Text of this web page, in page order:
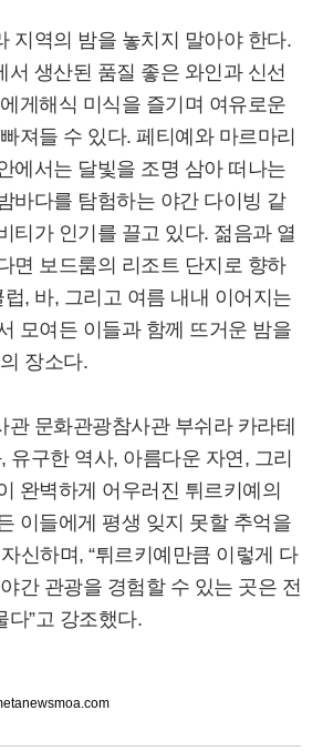
지역의 밤을 놓치지 말아야 한다.
서 생산된 품질 좋은 와인과 신선
게해식 미식을 즐기며 여유로운
져들 수 있다. 페티예와 마르마리
에서는 달빛을 조명 삼아 떠나는
바다를 탐험하는 야간 다이빙 같
티가 인기를 끌고 있다. 젊음과 열
면 보드룸의 리조트 단지로 향하
, 바, 그리고 여름 내내 이어지는
모여든 이들과 함께 뜨거운 밤을
장소다.
관 문화관광참사관 부쉬라 카라테
유구한 역사, 아름다운 자연, 그리
완벽하게 어우러진 튀르키예의
이들에게 평생 잊지 못할 추억을
신하며, “튀르키예만큼 이렇게 다
간 관광을 경험할 수 있는 곳은 전
”고 강조했다.